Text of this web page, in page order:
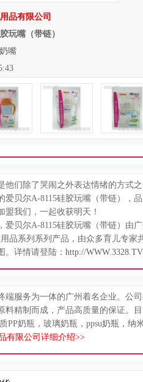
品有限公司
玩嘴（带链）
嘴
们除了哭闹之外表达情绪的方式之
贝尔A-8115硅胶玩嘴（带链），
我们，一起收获明天！
贝尔A-8115硅胶玩嘴（带链）由
品系列系列产品，由众多育儿专家
详情请登陆： http://
服务为一体的广州着名企业。公
精制而成，产品高质量的保证。
PP奶瓶，玻璃奶瓶，ppsu奶瓶，纳
有限公司详细介绍>>